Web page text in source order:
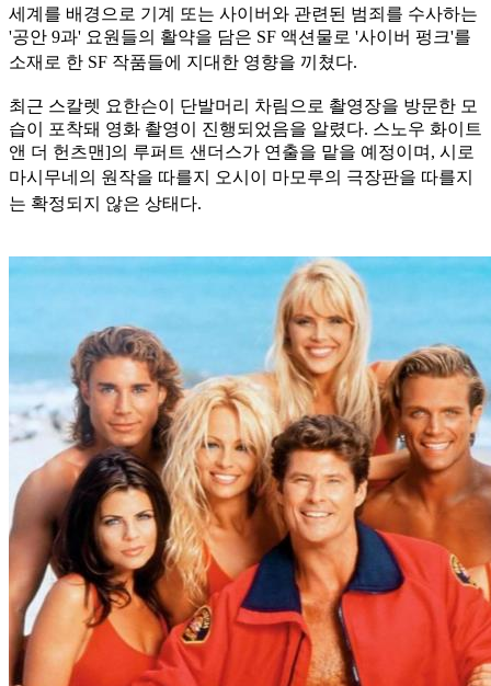
세계를 배경으로 기계 또는 사이버와 관련된 범죄를 수사하는
'공안 9과' 요원들의 활약을 담은 SF 액션물로 '사이버 펑크'를
소재로 한 SF 작품들에 지대한 영향을 끼쳤다.
최근 스칼렛 요한슨이 단발머리 차림으로 촬영장을 방문한 모
습이 포착돼 영화 촬영이 진행되었음을 알렸다. 스노우 화이트
앤 더 헌츠맨]의 루퍼트 샌더스가 연출을 맡을 예정이며, 시로
마시무네의 원작을 따를지 오시이 마모루의 극장판을 따를지
는 확정되지 않은 상태다.